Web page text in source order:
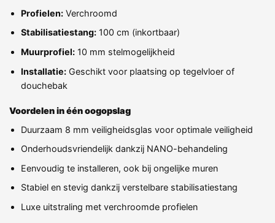
Profielen:Verchroomd
Stabilisatiestang:100 cm (inkortbaar)
Muurprofiel:10 mm stelmogelijkheid
Installatie:Geschikt voor plaatsing op tegelvloer of
douchebak
Voordelen in één oogopslag
Duurzaam 8 mm veiligheidsglas voor optimale veiligheid
Onderhoudsvriendelijk dankzij NANO-behandeling
Eenvoudig te installeren, ook bij ongelijke muren
Stabiel en stevig dankzij verstelbare stabilisatiestang
Luxe uitstraling met verchroomde profielen